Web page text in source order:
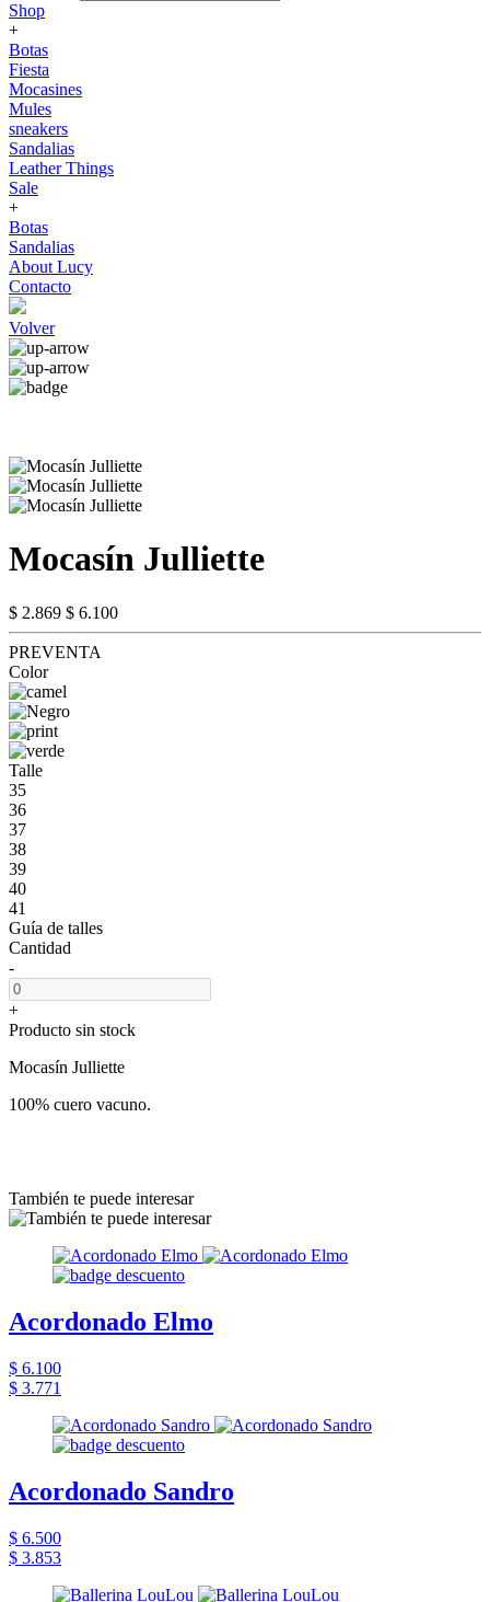
Shop
+
Botas
Fiesta
Mocasines
Mules
sneakers
Sandalias
Leather Things
Sale
+
Botas
Sandalias
About Lucy
Contacto
Volver
Mocasín Julliette
$ 2.869 $ 6.100
PREVENTA
Color
Talle
35
36
37
38
39
40
41
Guía de talles
Cantidad
-
+
Producto sin stock
Mocasín Julliette
100% cuero vacuno.
También te puede interesar
Acordonado Elmo
$ 6.100
$ 3.771
Acordonado Sandro
$ 6.500
$ 3.853